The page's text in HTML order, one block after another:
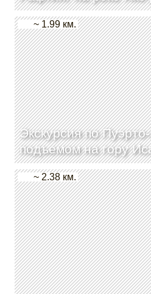
Экскурсия по
подъемом на гору
~ 1.99 км.
~ 2.38 км.